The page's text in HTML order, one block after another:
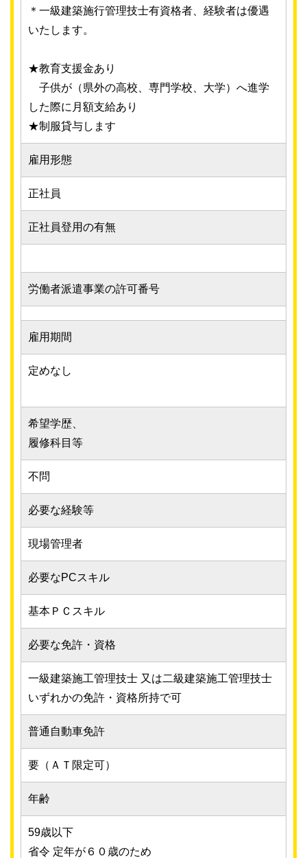
＊一級建築施行管理技士有資格者、経験者は優遇
いたします。
★教育支援金あり
子供が（県外の高校、専門学校、大学）へ進学
した際に月額支給あり
★制服貸与します
雇用形態
正社員
正社員登用の有無
労働者派遣事業の許可番号
雇用期間
定めなし
希望学歴、
履修科目等
不問
必要な経験等
現場管理者
必要なPCスキル
基本ＰＣスキル
必要な免許・資格
一級建築施工管理技士 又は二級建築施工管理技士
いずれかの免許・資格所持で可
普通自動車免許
要（ＡＴ限定可）
年齢
59歳以下
省令 定年が６０歳のため